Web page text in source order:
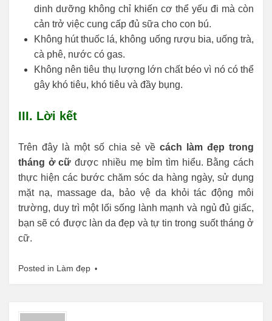
dinh dưỡng không chỉ khiến cơ thể yếu đi mà còn
cản trở việc cung cấp đủ sữa cho con bú.
Không hút thuốc lá, không uống rượu bia, uống trà,
cà phê, nước có gas.
Không nên tiêu thụ lượng lớn chất béo vì nó có thể
gây khó tiêu, khó tiêu và đầy bụng.
III. Lời kết
Trên đây là một số chia sẻ vềcách làm đẹp trong
tháng ở cữ được nhiều mẹ bỉm tìm hiểu. Bằng cách
thực hiện các bước chăm sóc da hàng ngày, sử dụng
mặt nạ, massage da, bảo vệ da khỏi tác động môi
trường, duy trì một lối sống lành mạnh và ngủ đủ giấc,
bạn sẽ có được làn da đẹp và tự tin trong suốt tháng ở
cữ.
Posted in Làm đẹp